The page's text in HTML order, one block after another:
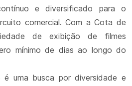
e diversificado para o
comercial. Com a Cota de
de exibição de filmes
mínimo de dias ao longo do
uma busca por diversidade e